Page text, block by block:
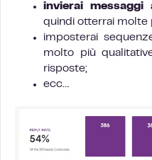
invierai messaggi
quindi otterrai molte
imposterai
molto più
risposte;
ecc…